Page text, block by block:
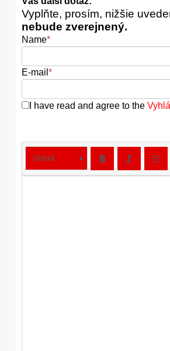
Vyplňte, prosím, nižšie
nebude zverejnený.
Name*
E-mail *
I have read and agree to the
Odsek